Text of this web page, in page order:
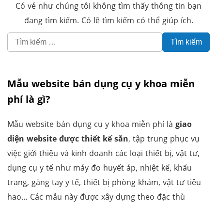
Có vẻ như chúng tôi không tìm thấy thông tin bạn
đang tìm kiếm. Có lẽ tìm kiếm có thể giúp ích.
Mẫu website bán dụng cụ y khoa miễn
phí là gì?
Mẫu website bán dụng cụ y khoa miễn phí là giao
diện website được thiết kế sẵn, tập trung phục vụ
việc giới thiệu và kinh doanh các loại thiết bị, vật tư,
dụng cụ y tế như máy đo huyết áp, nhiệt kế, khẩu
trang, găng tay y tế, thiết bị phòng khám, vật tư tiêu
hao… Các mẫu này được xây dựng theo đặc thù